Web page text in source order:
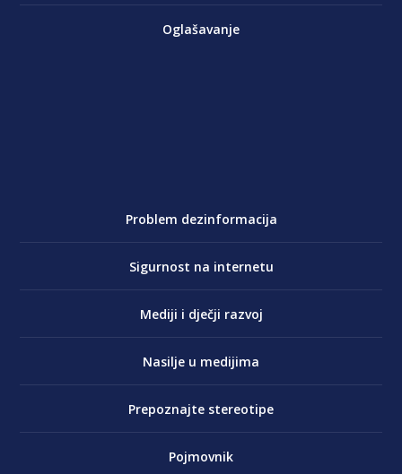
Oglašavanje
Problem dezinformacija
Sigurnost na internetu
Mediji i dječji razvoj
Nasilje u medijima
Prepoznajte stereotipe
Pojmovnik